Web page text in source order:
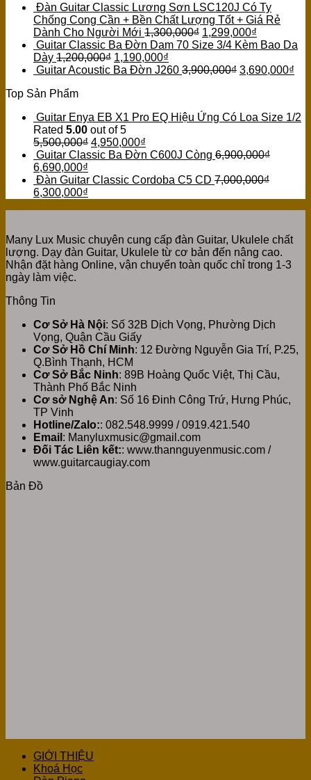
Đàn Guitar Classic Lương Sơn LSC120J Có Ty
Chống Cong Cần + Bền Chất Lượng Tốt + Giá Rẻ
Dành Cho Người Mới 1,300,000₫ 1,299,000₫
Guitar Classic Ba Đờn Dam 70 Size 3/4 Kèm Bao Da
Dày 1,200,000₫ 1,190,000₫
Guitar Acoustic Ba Đờn J260 3,900,000₫ 3,690,000₫
Top Sản Phẩm
Guitar Enya EB X1 Pro EQ Hiệu Ứng Có Loa Size 1/2
Rated 5.00 out of 5
5,500,000₫ 4,950,000₫
Guitar Classic Ba Đờn C600J Còng 6,900,000₫
6,690,000₫
Đàn Guitar Classic Cordoba C5 CD 7,000,000₫
6,300,000₫
Many Lux Music chuyên cung cấp đàn Guitar, Ukulele chất
lượng. Dạy đàn Guitar, Ukulele từ cơ bản đến nâng cao.
Nhận đặt hàng Online, vận chuyển toàn quốc chỉ trong 1-3
ngày làm việc.
Thông Tin
Cơ Sở Hà Nội: Số 32B Dịch Vọng, Phường Dịch
Vọng, Quận Cầu Giấy
Cơ Sở Hồ Chí Minh: 12 Đường Nguyễn Gia Trí, P.25,
Q.Bình Thạnh, HCM
Cơ Sở Bắc Ninh: 89B Hoàng Quốc Việt, Thị Cầu,
Thành Phố Bắc Ninh
Cơ sở Nghệ An: Số 16 Đinh Công Trứ, Hưng Phúc,
TP Vinh
Hotline/Zalo:: 082.548.9999 / 0919.421.540
Email : Manyluxmusic@gmail.com
Đối Tác Liên kết:: www.thannguyenmusic.com /
www.guitarcaugiay.com
Bản Đồ
GIỚI THIỆU
Khoá Học